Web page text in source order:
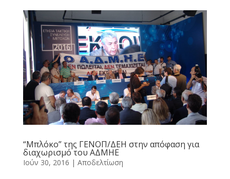
“Μπλόκο” της ΓΕΝΟΠ/ΔΕΗ στην απόφαση για
διαχωρισμό του ΑΔΜΗΕ
Ιούν 30, 2016 | Αποδελτίωση